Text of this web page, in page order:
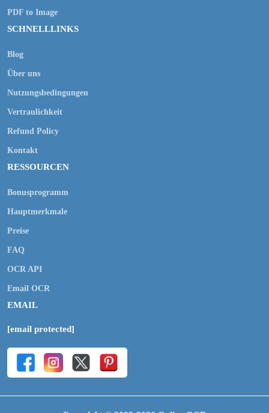
PDF to Image
SCHNELLLINKS
Blog
Über uns
Nutzungsbedingungen
Vertraulichkeit
Refund Policy
Kontakt
RESSOURCEN
Bonusprogramm
Hauptmerkmale
Preise
FAQ
OCR API
Email OCR
EMAIL
[email protected]